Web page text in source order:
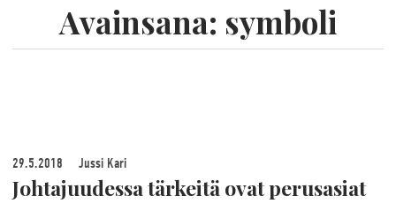
Avainsana: symboli
29.5.2018 Jussi Kari
Johtajuudessa tärkeitä ovat perusasiat